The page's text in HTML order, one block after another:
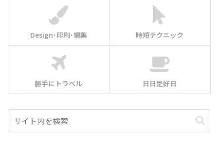
Design･印刷･編集 時短テクニック
勝手にトラベル 日日是好日